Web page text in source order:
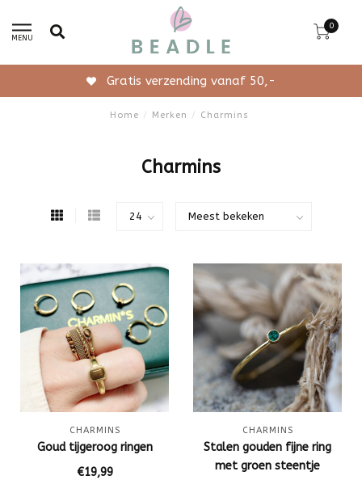
MENU
0
Gratis verzending vanaf 50,-
Home / Merken / Charmins
Charmins
CHARMINS
Goud tijgeroog ringen
€19,99
CHARMINS
Stalen gouden fijne ring
met groen steentje